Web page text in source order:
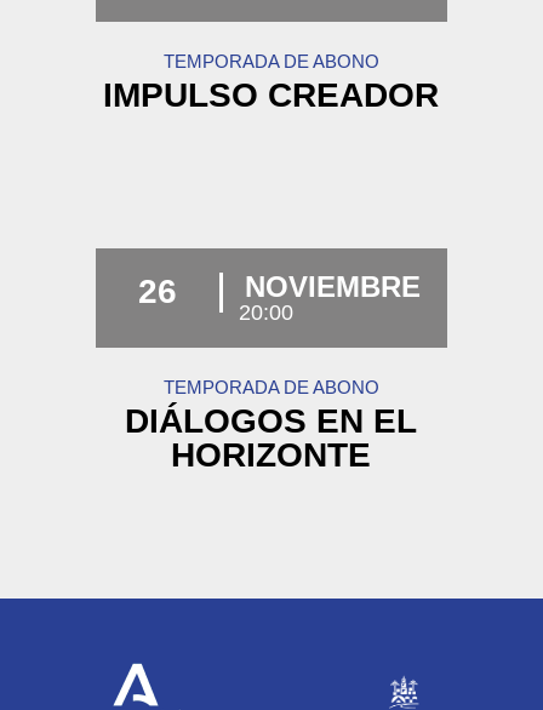
TEMPORADA DE ABONO
IMPULSO CREADOR
26 NOVIEMBRE
20:00
TEMPORADA DE ABONO
DIÁLOGOS EN EL
HORIZONTE